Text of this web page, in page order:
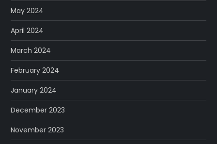
May 2024
April 2024
March 2024
February 2024
January 2024
December 2023
November 2023